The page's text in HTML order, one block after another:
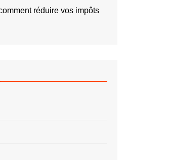
réduire vos impôts